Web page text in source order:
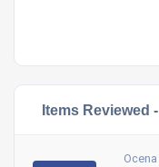
Items Reviewed -
Ocena